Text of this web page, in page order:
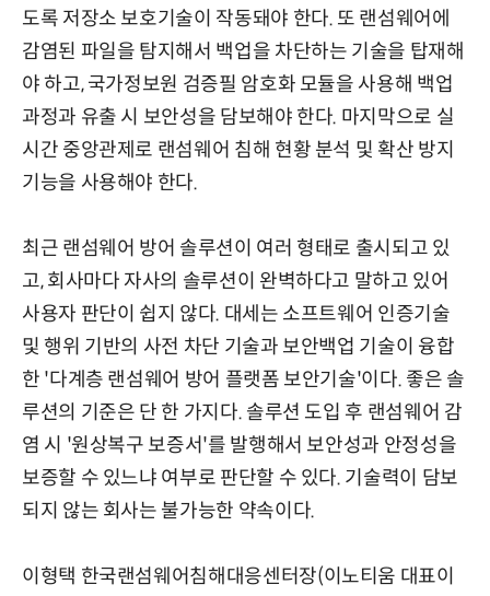
도록 저장소 보호기술이 작동돼야 한다. 또 랜섬웨어에
감염된 파일을 탐지해서 백업을 차단하는 기술을 탑재해
야 하고, 국가정보원 검증필 암호화 모듈을 사용해 백업
과정과 유출 시 보안성을 담보해야 한다. 마지막으로 실
시간 중앙관제로 랜섬웨어 침해 현황 분석 및 확산 방지
기능을 사용해야 한다.
최근 랜섬웨어 방어 솔루션이 여러 형태로 출시되고 있
고, 회사마다 자사의 솔루션이 완벽하다고 말하고 있어
사용자 판단이 쉽지 않다. 대세는 소프트웨어 인증기술
및 행위 기반의 사전 차단 기술과 보안백업 기술이 융합
한 '다계층 랜섬웨어 방어 플랫폼 보안기술'이다. 좋은 솔
루션의 기준은 단 한 가지다. 솔루션 도입 후 랜섬웨어 감
염 시 '원상복구 보증서'를 발행해서 보안성과 안정성을
보증할 수 있느냐 여부로 판단할 수 있다. 기술력이 담보
되지 않는 회사는 불가능한 약속이다.
이형택 한국랜섬웨어침해대응센터장(이노티움 대표이